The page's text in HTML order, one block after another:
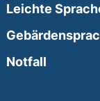
window)
Leichte
Notfall